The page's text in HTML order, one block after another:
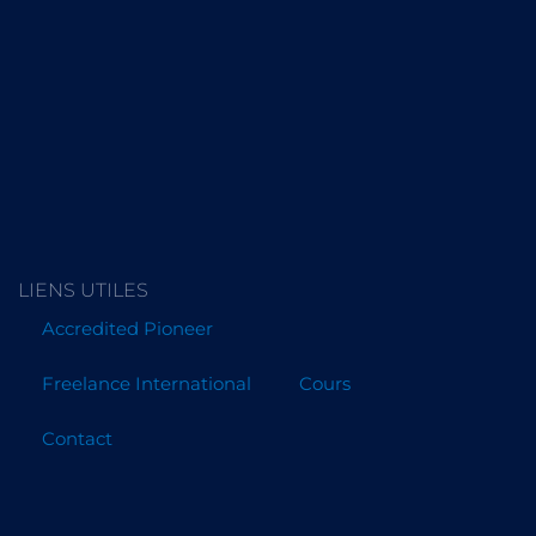
LIENS UTILES
Accredited Pioneer
Freelance International Cours
Contact